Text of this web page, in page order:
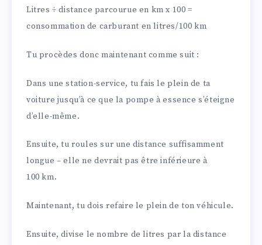
Litres ÷ distance parcourue en km x 100 =
consommation de carburant en litres/100 km
Tu procèdes donc maintenant comme suit :
Dans une station-service, tu fais le plein de ta
voiture jusqu’à ce que la pompe à essence s’éteigne
d’elle-même.
Ensuite, tu roules sur une distance suffisamment
longue – elle ne devrait pas être inférieure à
100 km.
Maintenant, tu dois refaire le plein de ton véhicule.
Ensuite, divise le nombre de litres par la distance